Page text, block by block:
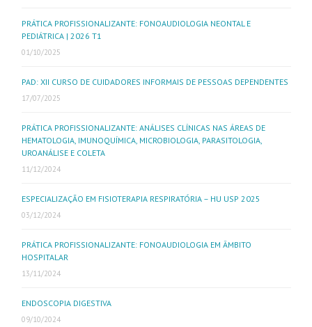
PRÁTICA PROFISSIONALIZANTE: FONOAUDIOLOGIA NEONTAL E
PEDIÁTRICA | 2026 T1
01/10/2025
PAD: XII CURSO DE CUIDADORES INFORMAIS DE PESSOAS DEPENDENTES
17/07/2025
PRÁTICA PROFISSIONALIZANTE: ANÁLISES CLÍNICAS NAS ÁREAS DE
HEMATOLOGIA, IMUNOQUÍMICA, MICROBIOLOGIA, PARASITOLOGIA,
UROANÁLISE E COLETA
11/12/2024
ESPECIALIZAÇÃO EM FISIOTERAPIA RESPIRATÓRIA – HU USP 2025
03/12/2024
PRÁTICA PROFISSIONALIZANTE: FONOAUDIOLOGIA EM ÂMBITO
HOSPITALAR
13/11/2024
ENDOSCOPIA DIGESTIVA
09/10/2024